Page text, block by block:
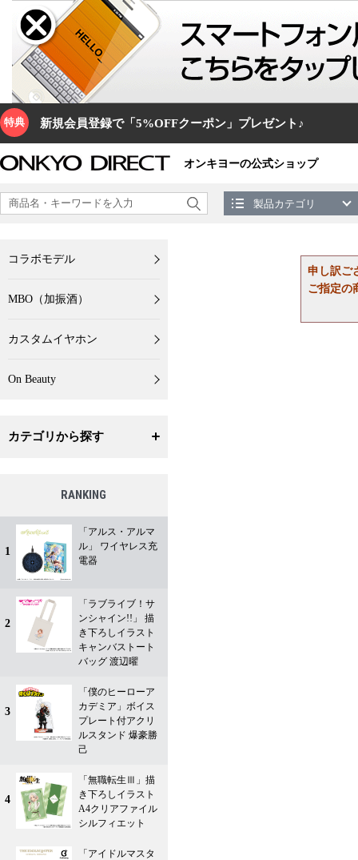
特典 新規会員登録で「5%OFFクーポン」プレゼント♪
オンキヨーの公式ショップ
製品カテゴリ
申し訳ご
ご指定の
コラボモデル
MBO（加振酒）
カスタムイヤホン
On Beauty
カテゴリから探す
RANKING
1
「アルス・アルマ
ル」 ワイヤレス充
電器
2
「ラブライブ！サ
ンシャイン!!」 描
き下ろしイラスト
キャンバストート
バッグ 渡辺曜
3
「僕のヒーローア
カデミア」ボイス
プレート付アクリ
ルスタンド 爆豪勝
己
4
「無職転生Ⅲ」描
き下ろしイラスト
A4クリアファイル
シルフィエット
「アイドルマスタ